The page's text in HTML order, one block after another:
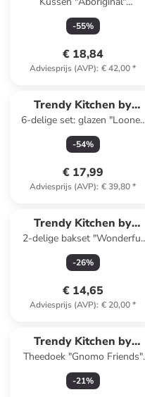
EXCÉLSA
lichtbruin/meerkleurig - (L)50
x (B)40 cm
-55%
€ 18,84
Adviesprijs (AVP): € 42,00*
Trendy Kitchen by
EXCÉLSA
6-delige set: glazen "Looney
Tunes" transparant/geel/zwart
- 250 ml
-54%
€ 17,99
Adviesprijs (AVP): € 39,80*
Trendy Kitchen by
EXCÉLSA
2-delige bakset "Wonderful
Ginger" wit/lichtbruin
-26%
€ 14,65
Adviesprijs (AVP): € 20,00*
Trendy Kitchen by
EXCÉLSA
Theedoek "Gnomo Friends"
meerkleurig - (L)70 x (B)50 cm
-21%